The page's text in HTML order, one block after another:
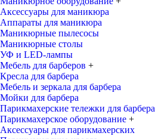
Аксессуары для маникюра
Аппараты для маникюра
Маникюрные пылесосы
Маникюрные столы
УФ и LED-лампы
Мебель для барберов +
Кресла для барбера
Мебель и зеркала для барбера
Мойки для барбера
Парикмахерские тележки для барбера
Парикмахерское оборудование +
Аксессуары для парикмахерских